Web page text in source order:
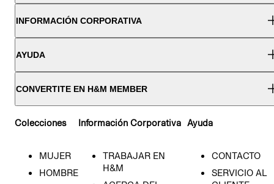
INFORMACIÓN CORPORATIVA
AYUDA
CONVERTITE EN H&M MEMBER
Colecciones
MUJER
HOMBRE
Información Corporativa
TRABAJAR EN
H&M
Ayuda
CONTACTO
SERVICIO AL